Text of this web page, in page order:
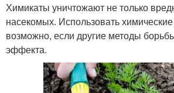
Химикаты уничтожают не только
насекомых. Использовать
возможно, если другие методы
эффекта.